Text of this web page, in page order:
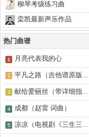
柳琴考级练习曲
栾凯最新声乐作品
热门曲谱
月亮代表我的心
平凡之路（吉他谱原版...
献给爱丽丝（带详细指...
成都（赵雷 词曲）
凉凉（电视剧《三生三...